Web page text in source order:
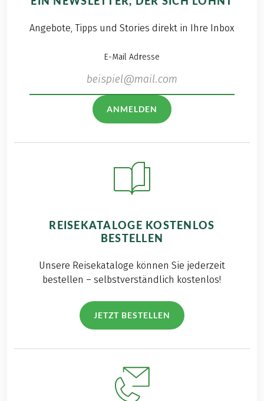
Reisebericht.
Angebote, Tipps und Stories direkt in Ihre Inbox
E-Mail Adresse
ANMELDEN
REISEKATALOGE KOSTENLOS
BESTELLEN
Unsere Reisekataloge können Sie jederzeit
bestellen – selbstverständlich kostenlos!
JETZT BESTELLEN